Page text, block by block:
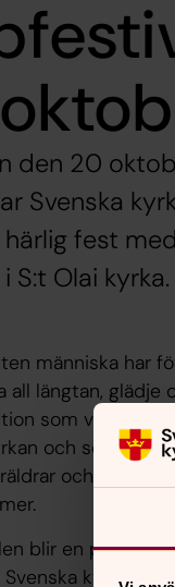
den 20
Svenska
fest
S:t Olai kyrka.
människa har
all längtan, glädje
som
och som en
och har
blir en plats för
kyrkan